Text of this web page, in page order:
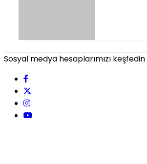
Sosyal medya hesaplarımızı keşfedin